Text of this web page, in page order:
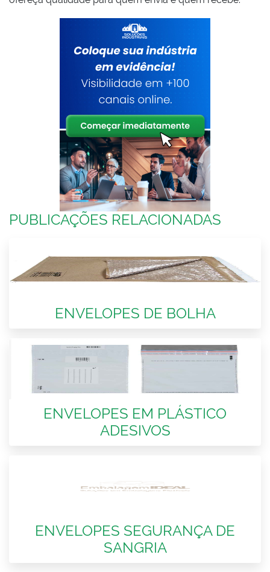
PUBLICAÇÕES RELACIONADAS
ENVELOPES DE BOLHA
ENVELOPES EM PLÁSTICO
ADESIVOS
ENVELOPES SEGURANÇA DE
SANGRIA